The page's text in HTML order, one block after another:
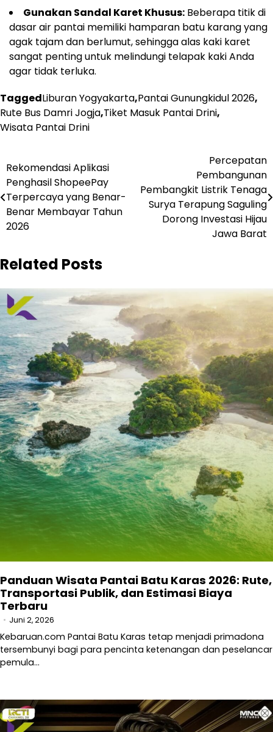
Gunakan Sandal Karet Khusus: Beberapa titik di
dasar air pantai memiliki hamparan batu karang yang
agak tajam dan berlumut, sehingga alas kaki karet
sangat penting untuk melindungi telapak kaki Anda
agar tidak terluka.
TaggedLiburan Yogyakarta,Pantai Gunungkidul 2026,
Rute Bus Damri Jogja,Tiket Masuk Pantai Drini,
Wisata Pantai Drini
Navigasi
pos
Rekomendasi Aplikasi
Penghasil ShopeePay
Terpercaya yang Benar-
Benar Membayar Tahun
2026
Percepatan
Pembangunan
Pembangkit Listrik Tenaga
Surya Terapung Saguling
Dorong Investasi Hijau
Jawa Barat
Related Posts
Panduan Wisata Pantai Batu Karas 2026: Rute,
Transportasi Publik, dan Estimasi Biaya
Terbaru
Juni 2, 2026
Kebaruan.com Pantai Batu Karas tetap menjadi primadona
tersembunyi bagi para pencinta ketenangan dan peselancar
pemula…